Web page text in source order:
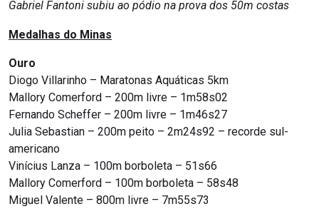
Gabriel Fantoni subiu ao pódio na prova dos 50m costas
Medalhas do Minas
Ouro
Diogo Villarinho – Maratonas Aquáticas 5km
Mallory Comerford – 200m livre – 1m58s02
Fernando Scheffer – 200m livre – 1m46s27
Julia Sebastian – 200m peito – 2m24s92 – recorde sul-
americano
Vinícius Lanza – 100m borboleta – 51s66
Mallory Comerford – 100m borboleta – 58s48
Miguel Valente – 800m livre – 7m55s73